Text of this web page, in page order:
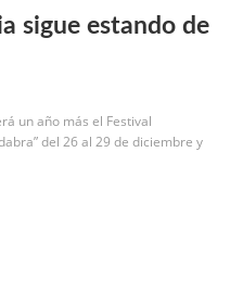
sigue estando de
un año más el Festival
del 26 al 29 de diciembre y